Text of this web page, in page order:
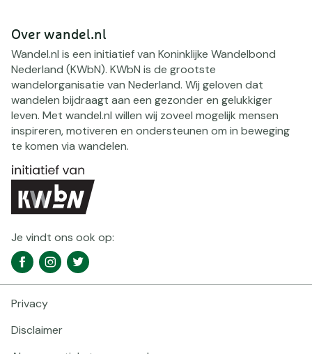
Over wandel.nl
Wandel.nl is een initiatief van Koninklijke Wandelbond
Nederland (KWbN). KWbN is de grootste
wandelorganisatie van Nederland. Wij geloven dat
wandelen bijdraagt aan een gezonder en gelukkiger
leven. Met wandel.nl willen wij zoveel mogelijk mensen
inspireren, motiveren en ondersteunen om in beweging
te komen via wandelen.
Je vindt ons ook op:
Social
media
navigatie
FacebookInstagramTwitter
Footer
Privacy
Disclaimer